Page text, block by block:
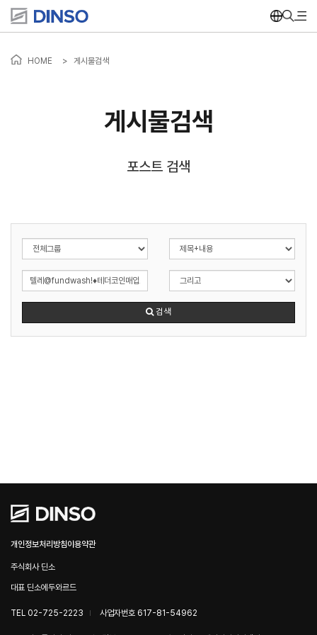
HOME > 게시물검색
게시물검색
포스트 검색
검색
개인정보처리방침이용약관
주식회사 딘소
대표 딘소에두와르드
TEL 02-725-2223 사업자번호 617-81-54962